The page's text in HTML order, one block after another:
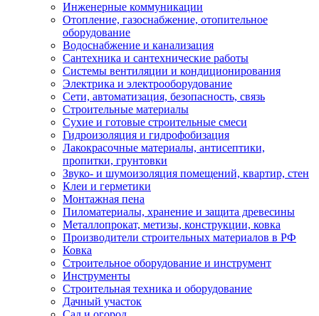
Инженерные коммуникации
Отопление, газоснабжение, отопительное
оборудование
Водоснабжение и канализация
Сантехника и сантехнические работы
Системы вентиляции и кондиционирования
Электрика и электрооборудование
Сети, автоматизация, безопасность, связь
Строительные материалы
Сухие и готовые строительные смеси
Гидроизоляция и гидрофобизация
Лакокрасочные материалы, антисептики,
пропитки, грунтовки
Звуко- и шумоизоляция помещений, квартир, стен
Клеи и герметики
Монтажная пена
Пиломатериалы, хранение и защита древесины
Металлопрокат, метизы, конструкции, ковка
Производители строительных материалов в РФ
Ковка
Строительное оборудование и инструмент
Инструменты
Строительная техника и оборудование
Дачный участок